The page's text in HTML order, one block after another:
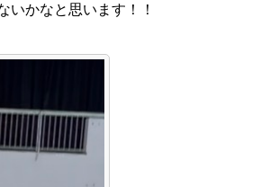
かなと思います！！